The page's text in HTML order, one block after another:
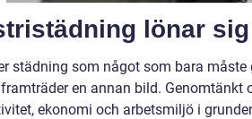
lönar
städning som något som bara
en annan bild. Genomtänkt
ekonomi och arbetsmiljö i